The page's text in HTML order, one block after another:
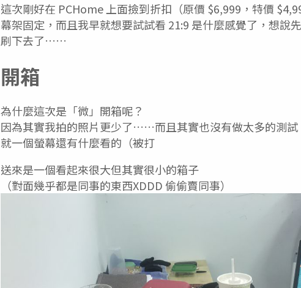
這次剛好在 PCHome 上面撿到折扣（原價 $6,999，特價
幕架固定，而且我早就想要試試看 21:9 是什麼感覺了，想說
刷下去了……
開箱
為什麼這次是「微」開箱呢？
因為其實我拍的照片更少了……而且其實也沒有做太多的測試
就一個螢幕還有什麼看的（被打
送來是一個看起來很大但其實很小的箱子
（對面幾乎都是同事的東西XDDD 偷偷賣同事）